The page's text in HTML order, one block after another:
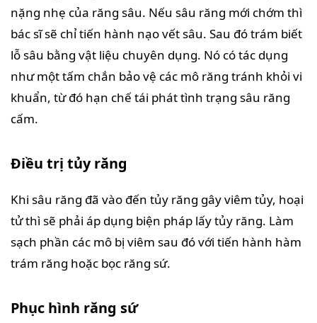
nặng nhẹ của răng sâu. Nếu sâu răng mới chớm thì
bác sĩ sẽ chỉ tiến hành nạo vết sâu. Sau đó trám biết
lỗ sâu bằng vật liệu chuyên dụng. Nó có tác dụng
như một tấm chắn bảo vệ các mô răng tránh khỏi vi
khuẩn, từ đó hạn chế tái phát tình trạng sâu răng
cấm.
Điều trị tủy răng
Khi sâu răng đã vào đến tủy răng gây viêm tủy, hoại
tử thì sẽ phải áp dụng biện pháp lấy tủy răng. Làm
sạch phần các mô bị viêm sau đó với tiến hành hàm
trám răng hoặc bọc răng sứ.
Phục hình răng sứ